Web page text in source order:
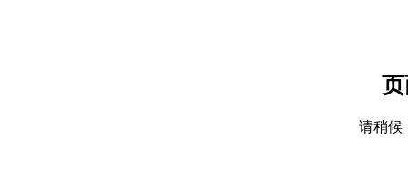
请稍候